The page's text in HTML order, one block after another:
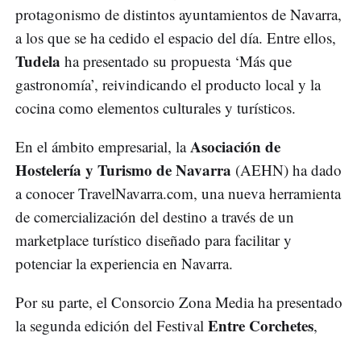
protagonismo de distintos ayuntamientos de Navarra,
a los que se ha cedido el espacio del día. Entre ellos,
Tudela ha presentado su propuesta ‘Más que
gastronomía’, reivindicando el producto local y la
cocina como elementos culturales y turísticos.
En el ámbito empresarial, laAsociación de
Hostelería y Turismo de Navarra (AEHN) ha dado
a conocer TravelNavarra.com, una nueva herramienta
de comercialización del destino a través de un
marketplace turístico diseñado para facilitar y
potenciar la experiencia en Navarra.
Por su parte, el Consorcio Zona Media ha presentado
la segunda edición del Festival Entre Corchetes,